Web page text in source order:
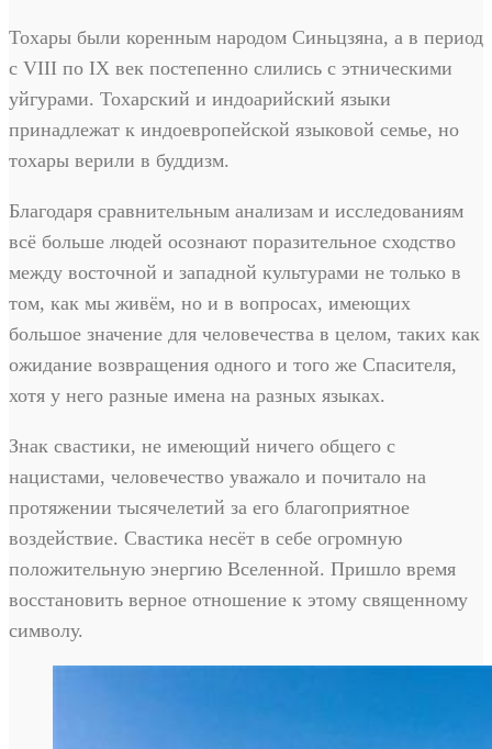
Тохары были коренным народом Синьцзяна, а в период
с VIII по IX век постепенно слились с этническими
уйгурами. Тохарский и индоарийский языки
принадлежат к индоевропейской языковой семье, но
тохары верили в буддизм.
Благодаря сравнительным анализам и исследованиям
всё больше людей осознают поразительное сходство
между восточной и западной культурами не только в
том, как мы живём, но и в вопросах, имеющих
большое значение для человечества в целом, таких как
ожидание возвращения одного и того же Спасителя,
хотя у него разные имена на разных языках.
Знак свастики, не имеющий ничего общего с
нацистами, человечество уважало и почитало на
протяжении тысячелетий за его благоприятное
воздействие. Свастика несёт в себе огромную
положительную энергию Вселенной. Пришло время
восстановить верное отношение к этому священному
символу.